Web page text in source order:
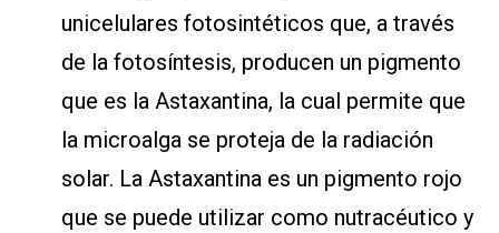
unicelulares fotosintéticos que, a través
de la fotosíntesis, producen un pigmento
que es la Astaxantina, la cual permite que
la microalga se proteja de la radiación
solar. La Astaxantina es un pigmento rojo
que se puede utilizar como nutracéutico y